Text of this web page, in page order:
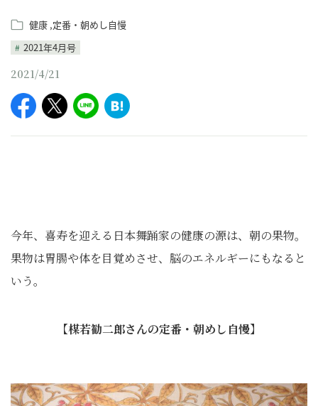
健康 定番・朝めし自慢
2021年4月号
2021/4/21
今年、喜寿を迎える日本舞踊家の健康の源は、朝の果物。
果物は胃腸や体を目覚めさせ、脳のエネルギーにもなると
いう。
【楳若勧二郎さんの定番・朝めし自慢】